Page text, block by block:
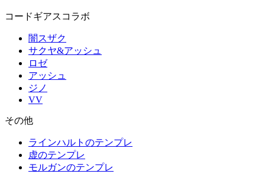
コードギアスコラボ
闇スザク
サクヤ&アッシュ
ロゼ
アッシュ
ジノ
VV
その他
ラインハルトのテンプレ
虚のテンプレ
モルガンのテンプレ